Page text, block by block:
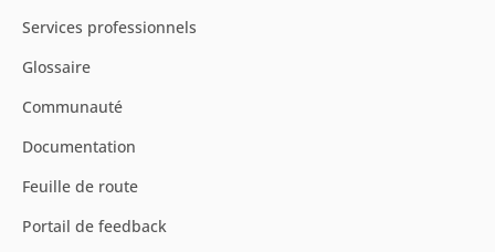
Services professionnels
Glossaire
Communauté
Documentation
Feuille de route
Portail de feedback